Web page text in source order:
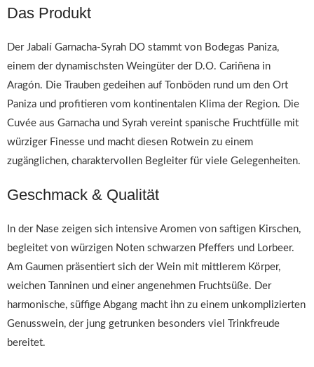
Das Produkt
Der Jabalí Garnacha-Syrah DO stammt von Bodegas Paniza,
einem der dynamischsten Weingüter der D.O. Cariñena in
Aragón. Die Trauben gedeihen auf Tonböden rund um den Ort
Paniza und profitieren vom kontinentalen Klima der Region. Die
Cuvée aus Garnacha und Syrah vereint spanische Fruchtfülle mit
würziger Finesse und macht diesen Rotwein zu einem
zugänglichen, charaktervollen Begleiter für viele Gelegenheiten.
Geschmack & Qualität
In der Nase zeigen sich intensive Aromen von saftigen Kirschen,
begleitet von würzigen Noten schwarzen Pfeffers und Lorbeer.
Am Gaumen präsentiert sich der Wein mit mittlerem Körper,
weichen Tanninen und einer angenehmen Fruchtsüße. Der
harmonische, süffige Abgang macht ihn zu einem unkomplizierten
Genusswein, der jung getrunken besonders viel Trinkfreude
bereitet.